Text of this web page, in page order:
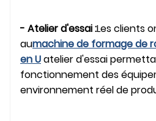
- Atelier d'essai :Les clients
aumachine de formage de
en Uatelier d'essai
fonctionnement des
environnement réel de